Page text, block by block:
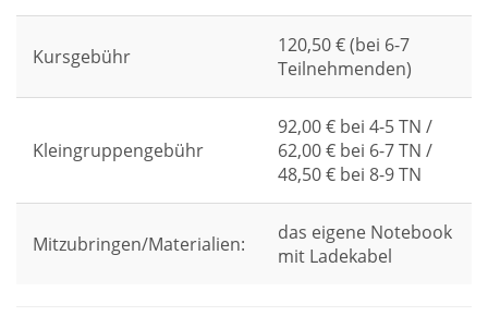
Kursgebühr
120,50 € (bei 6-7
Teilnehmenden)
Kleingruppengebühr
92,00 € bei 4-5 TN /
62,00 € bei 6-7 TN /
48,50 € bei 8-9 TN
Mitzubringen/Materialien:
das eigene Notebook
mit Ladekabel